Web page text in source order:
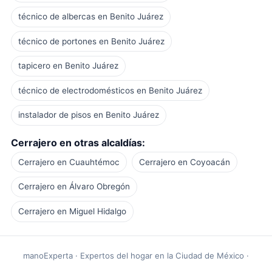
técnico de albercas en Benito Juárez
técnico de portones en Benito Juárez
tapicero en Benito Juárez
técnico de electrodomésticos en Benito Juárez
instalador de pisos en Benito Juárez
Cerrajero en otras alcaldías:
Cerrajero en Cuauhtémoc Cerrajero en Coyoacán
Cerrajero en Álvaro Obregón
Cerrajero en Miguel Hidalgo
manoExperta · Expertos del hogar en la Ciudad de México ·